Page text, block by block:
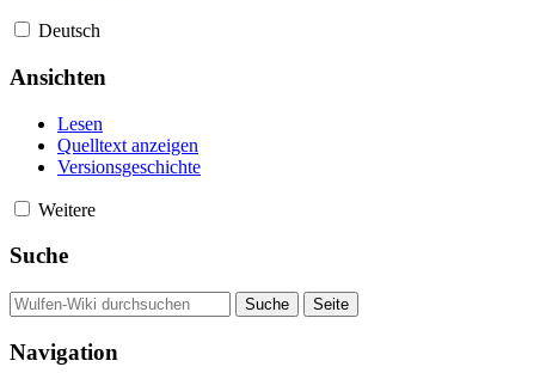
Deutsch
Ansichten
Lesen
Quelltext anzeigen
Versionsgeschichte
Weitere
Suche
Navigation